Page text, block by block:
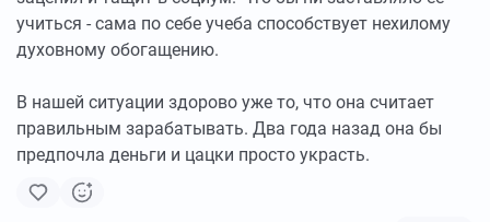
учиться - сама по себе учеба способствует нехилому
духовному обогащению.
В нашей ситуации здорово уже то, что она считает
правильным зарабатывать. Два года назад она бы
предпочла деньги и цацки просто украсть.